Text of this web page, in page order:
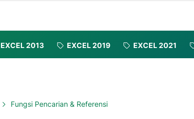
EXCEL 2013 EXCEL 2019 EXCEL 2021
Fungsi Pencarian & Referensi